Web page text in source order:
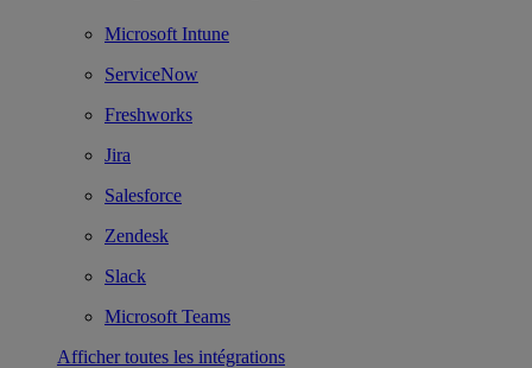
Microsoft Intune
ServiceNow
Freshworks
Jira
Salesforce
Zendesk
Slack
Microsoft Teams
Afficher toutes les intégrations